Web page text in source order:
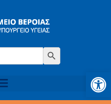
Search Button